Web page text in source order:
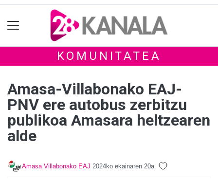
KOMUNITATEA
Amasa-Villabonako EAJ-
PNV ere autobus zerbitzu
publikoa Amasara heltzearen
alde
Amasa Villabonako EAJ 2024ko ekainaren 20a